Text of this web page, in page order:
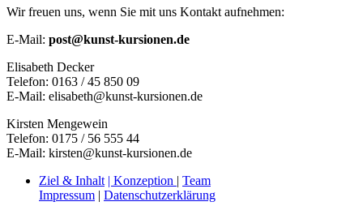
Wir freuen uns, wenn Sie mit uns Kontakt aufnehmen:
E-Mail: post@kunst-kursionen.de
Elisabeth Decker
Telefon: 0163 / 45 850 09
E-Mail: elisabeth@kunst-kursionen.de
Kirsten Mengewein
Telefon: 0175 / 56 555 44
E-Mail: kirsten@kunst-kursionen.de
Ziel & Inhalt | Konzeption | Team
Impressum | Datenschutzerklärung